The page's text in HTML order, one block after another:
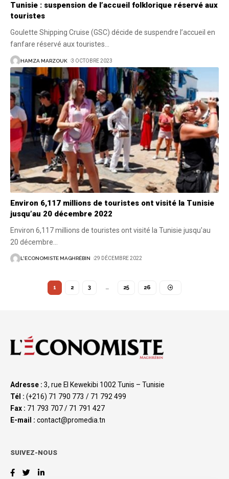
Tunisie : suspension de l’accueil folklorique réservé aux
touristes
Goulette Shipping Cruise (GSC) décide de suspendre l’accueil en
fanfare réservé aux touristes
HAMZA MARZOUK 3 OCTOBRE 2023
Environ 6,117 millions de touristes ont visité la Tunisie
jusqu’au 20 décembre 2022
Environ 6,117 millions de touristes ont visité la Tunisie jusqu'au
20 décembre
L'ECONOMISTE MAGHRÉBIN 29 DÉCEMBRE 2022
1 2 3 … 25 26
Adresse : 3, rue El Kewekibi 1002 Tunis – Tunisie
Tél : (+216) 71 790 773 / 71 792 499
Fax : 71 793 707 / 71 791 427
E-mail : contact@promedia.tn
SUIVEZ-NOUS